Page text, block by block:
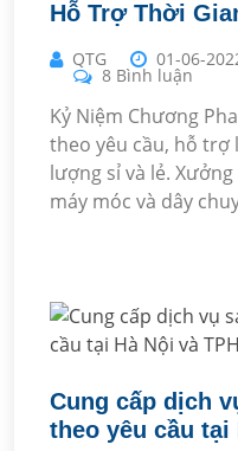
Hỗ Trợ Thời
QTG 01-06-
8 Bình luận
Kỷ Niệm Chương
theo yêu cầu, hỗ trợ
lượng sỉ và lẻ.
máy móc và dây
Cung cấp dịch
theo yêu cầu tại